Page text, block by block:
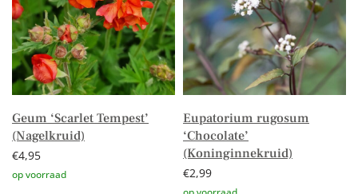
Geum ‘Scarlet Tempest’
(Nagelkruid)
€4,95
Eupatorium rugosum
‘Chocolate’
(Koninginnekruid)
€2,99